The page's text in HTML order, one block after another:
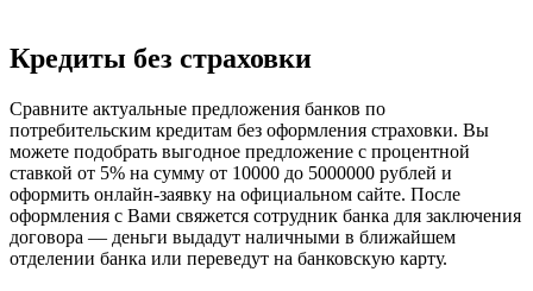
Кредиты без страховки
Сравните актуальные предложения банков по
потребительским кредитам без оформления страховки. Вы
можете подобрать выгодное предложение с процентной
ставкой от 5% на сумму от 10000 до 5000000 рублей и
оформить онлайн-заявку на официальном сайте. После
оформления с Вами свяжется сотрудник банка для заключения
договора — деньги выдадут наличными в ближайшем
отделении банка или переведут на банковскую карту.